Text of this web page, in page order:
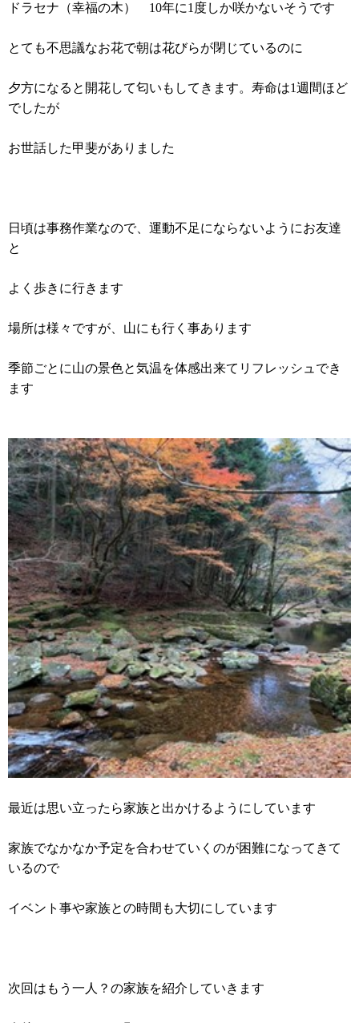
ドラセナ（幸福の木） 10年に1 度しか咲かないそうです
とても不思議なお花で朝は花びらが閉じているのに
夕方になると開花して匂いもしてきます。寿命は1週間ほど
でしたが
お世話した甲斐がありました
日頃は事務作業なので、運動不足にならないようにお友達
と
よく歩きに行きます
場所は様々ですが、山にも行く事あります
季節ごとに山の景色と気温を体感出来てリフレッシュでき
ます
最近は思い立ったら家族と出かけるようにしています
家族でなかなか予定を合わせていくのが困難になってきて
いるので
イベント事や家族との時間も大切にしています
次回はもう一人？の家族を紹介していきます